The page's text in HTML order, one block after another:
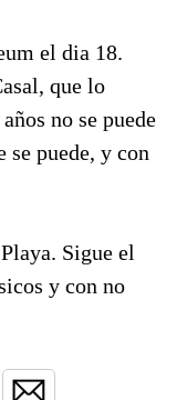
el dia 18.
que lo
no se puede
puede, y con
Sigue el
y con no